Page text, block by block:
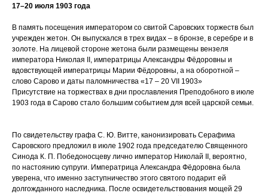
17–20 июля 1903 года
В память посещения императором со свитой Саровских торжеств был
учрежден жетон. Он выпускался в трех видах – в бронзе, в серебре и в
золоте. На лицевой стороне жетона были размещены вензеля
императора Николая II, императрицы Александры Фёдоровны и
вдовствующей императрицы Марии Фёдоровны, а на оборотной –
слово Сарово и даты паломничества «17 – 20 VII 1903»
Присутствие на торжествах в дни прославления Преподобного в июле
1903 года в Сарово стало большим событием для всей царской семьи.
По свидетельству графа С. Ю. Витте, канонизировать Серафима
Саровского предложил в июле 1902 года председателю Священного
Синода К. П. Победоносцеву лично император Николай II, вероятно,
по настоянию супруги. Императрица Александра Фёдоровна была
уверена, что именно заступничество этого святого подарит ей
долгожданного наследника. После освидетельствования мощей 29